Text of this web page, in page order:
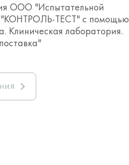
ООО "Испытательной
"КОНТРОЛЬ-ТЕСТ" с помощью
Клиническая лаборатория.